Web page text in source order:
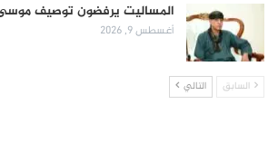
المساليت يرفضون توصيف
أغسطس 9, 2026
السابق التالي